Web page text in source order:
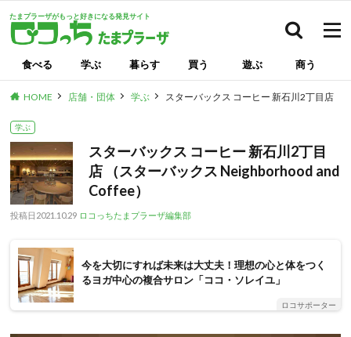
たまプラーザがもっと好きになる発見サイト
食べる 学ぶ 暮らす 買う 遊ぶ 商う
HOME 店舗・団体 学ぶ スターバックス コーヒー 新石川2丁目店
学ぶ
スターバックス コーヒー 新石川2丁目
店 （スターバックス Neighborhood and
Coffee）
投稿日 2021.10.29 ロコっちたまプラーザ編集部
今を大切にすれば未来は大丈夫！理想の心と体をつく
るヨガ中心の複合サロン「ココ・ソレイユ」
ロコサポーター